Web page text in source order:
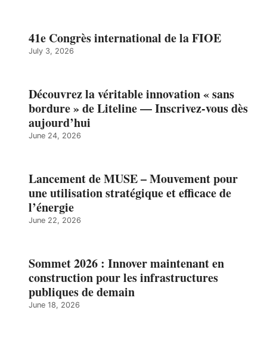
41e Congrès international de la FIOE
July 3, 2026
Découvrez la véritable innovation « sans
bordure » de Liteline — Inscrivez-vous dès
aujourd’hui
June 24, 2026
Lancement de MUSE – Mouvement pour
une utilisation stratégique et efficace de
l’énergie
June 22, 2026
Sommet 2026 : Innover maintenant en
construction pour les infrastructures
publiques de demain
June 18, 2026